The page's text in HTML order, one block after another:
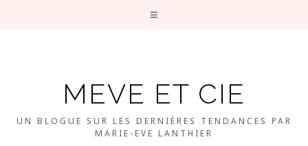
MEVE ET CIE
UN BLOGUE SUR LES DERNIÈRES TENDANCES PAR
MARIE-EVE LANTHIER